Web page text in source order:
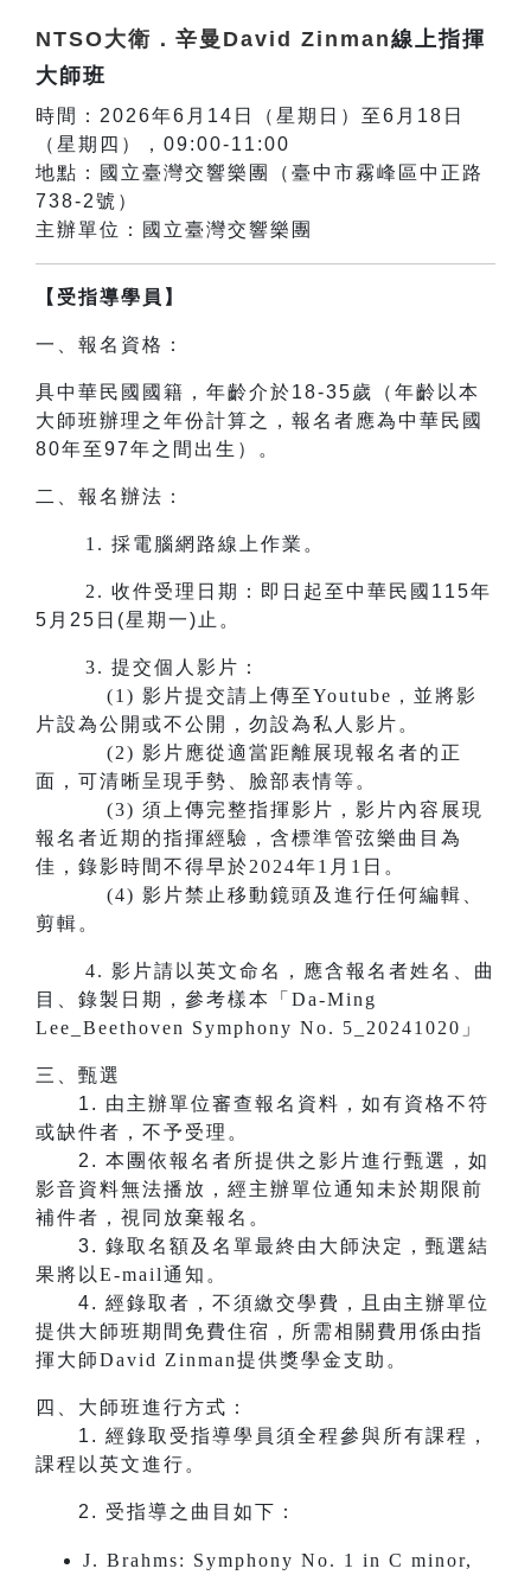
NTSO大衛．辛曼David Zinman線上指揮
大師班
時間：2026年6月14日（星期日）至6月18日
（星期四），09:00-11:00
地點：國立臺灣交響樂團（臺中市霧峰區中正路
738-2號）
主辦單位：國立臺灣交響樂團
【受指導學員】
一、報名資格：
具中華民國國籍，年齡介於18-35歲（年齡以本
大師班辦理之年份計算之，報名者應為中華民國
80年至97年之間出生）。
二、報名辦法：
1. 採電腦網路線上作業。
2. 收件受理日期：即日起至中華民國115年
5月25日(星期一)止。
3. 提交個人影片：
(1) 影片提交請上傳至Youtube，並將影
片設為公開或不公開，勿設為私人影片。
(2) 影片應從適當距離展現報名者的正
面，可清晰呈現手勢、臉部表情等。
(3) 須上傳完整指揮影片，影片內容展現
報名者近期的指揮經驗，含標準管弦樂曲目為
佳，錄影時間不得早於2024年1月1日。
(4) 影片禁止移動鏡頭及進行任何編輯、
剪輯。
4. 影片請以英文命名，應含報名者姓名、曲
目、錄製日期，參考樣本「Da-Ming
Lee_Beethoven Symphony No. 5_20241020」
三、甄選
1. 由主辦單位審查報名資料，如有資格不符
或缺件者，不予受理。
2. 本團依報名者所提供之影片進行甄選，如
影音資料無法播放，經主辦單位通知未於期限前
補件者，視同放棄報名。
3. 錄取名額及名單最終由大師決定，甄選結
果將以E-mail通知。
4. 經錄取者，不須繳交學費，且由主辦單位
提供大師班期間免費住宿，所需相關費用係由指
揮大師David Zinman提供獎學金支助。
四、大師班進行方式：
1. ​​​​​​經錄取受指導學員須全程參與所有課程，
課程以英文進行。
2. 受指導之曲目如下：
J. Brahms: Symphony No. 1 in C minor,